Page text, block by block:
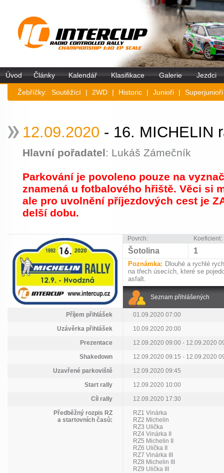
Úvod Články Kalendář Klasifikace Galerie Jezdci
Žebříčky: Soutěžící | 2WD | Historic | Junioři | Superjunioři
12.09.2020 - 16. MICHELIN
Hlavní pořadatel: Lukáš Zámečník
Parkování je povoleno pouze na
znamená u fotbalového hřiště. Věci si
ale pro uvolnění příjezdových cest je
delší dobu.
Povrch: Koeficient:
Šotolina 1
Poznámka: Dlouhé a rychlé
na třech úsecích, které se
asfalt.
Seznam přihlášených
Příjem přihlášek
01.09.2020 07:00
Uzávěrka přihlášek
10.09.2020 20:00
Prezentace
12.09.2020 09:00 - 12.09.2020
Shakedown
12.09.2020 09:15 - 12.09.2020
Uzavřené parkoviště
12.09.2020 09:45
Start rally
12.09.2020 10:00
Cíl rally
12.09.2020 17:30
Předběžný rozpis RZ
a startovních časů:
RZ1 Vinárka
RZ2 Michelin
RZ3 Ulička
RZ4 Vinárka II
RZ5 Michelin II
RZ6 Ulička II
RZ7 Vinárka III
RZ8 Michelin III
RZ9 Ulička III